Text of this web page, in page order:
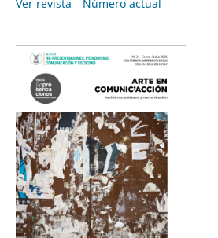
Ver revista
Número actual